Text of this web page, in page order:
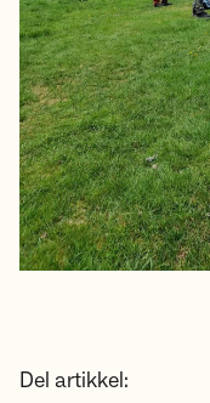
Del artikkel: